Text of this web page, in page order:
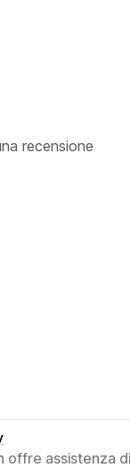
recensione
offre assistenza